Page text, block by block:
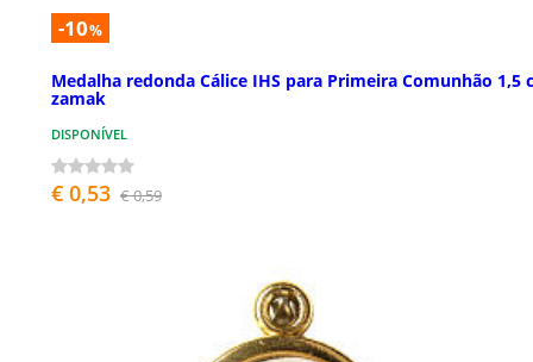
-10%
Medalha redonda Cálice IHS para Primeira Comunhão 1,5
zamak
DISPONÍVEL
€ 0,53 € 0,59